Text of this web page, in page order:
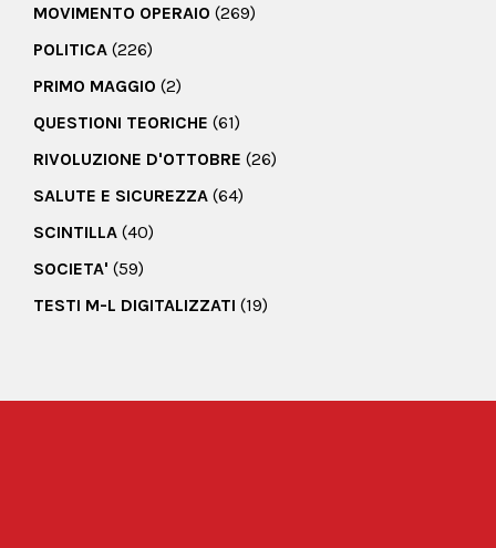
MOVIMENTO OPERAIO (269)
POLITICA (226)
PRIMO MAGGIO (2)
QUESTIONI TEORICHE (61)
RIVOLUZIONE D'OTTOBRE (26)
SALUTE E SICUREZZA (64)
SCINTILLA (40)
SOCIETA' (59)
TESTI M-L DIGITALIZZATI (19)